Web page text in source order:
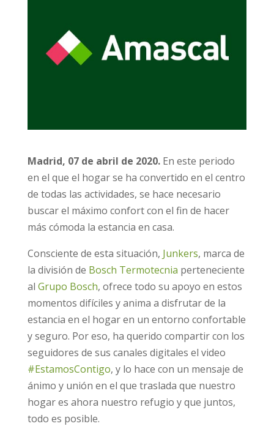
Madrid, 07 de abril de 2020.En este periodo
en el que el hogar se ha convertido en el centro
de todas las actividades, se hace necesario
buscar el máximo confort con el fin de hacer
más cómoda la estancia en casa.
Consciente de esta situación, Junkers, marca de
la división de Bosch Termotecnia perteneciente
al Grupo Bosch, ofrece todo su apoyo en estos
momentos difíciles y anima a disfrutar de la
estancia en el hogar en un entorno confortable
y seguro. Por eso, ha querido compartir con los
seguidores de sus canales digitales el video
#EstamosContigo, y lo hace con un mensaje de
ánimo y unión en el que traslada que nuestro
hogar es ahora nuestro refugio y que juntos,
todo es posible.